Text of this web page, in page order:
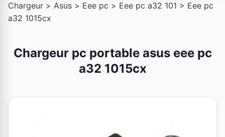
Chargeur > Asus > Eee pc > Eee pc a32 101 > Eee pc
a32 1015cx
Chargeur pc portable asus eee pc
a32 1015cx